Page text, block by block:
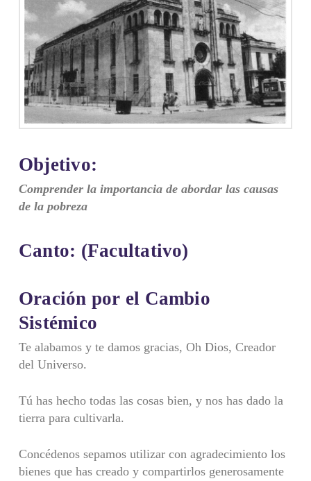
Objetivo:
Comprender la importancia de abordar las causas
de la pobreza
Canto: (Facultativo)
Oración por el Cambio
Sistémico
Te alabamos y te damos gracias, Oh Dios, Creador
del Universo.
Tú has hecho todas las cosas bien, y nos has dado la
tierra para cultivarla.
Concédenos sepamos utilizar con agradecimiento los
bienes que has creado y compartirlos generosamente